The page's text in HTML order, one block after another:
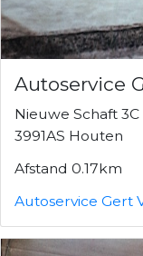
Autoservice
Nieuwe Schaft 3C
3991AS Houten
Afstand 0.17km
Autoservice Gert